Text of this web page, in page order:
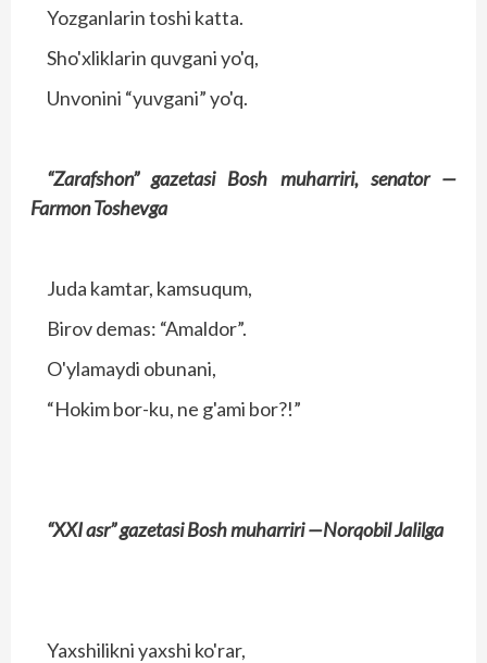
Yozganlarin toshi katta.
Sho'xliklarin quvgani yo'q,
Unvonini “yuvgani” yo'q.
“Zarafshon” gazetasi Bosh muharriri, senator —
Farmon Toshevga
Juda kamtar, kamsuqum,
Birov demas: “Amaldor”.
O'ylamaydi obunani,
“Hokim bor-ku, ne g'ami bor?!”
“XXI asr” gazetasiBosh muharriri —Norqobil Jalilga
Yaxshilikni yaxshi ko'rar,